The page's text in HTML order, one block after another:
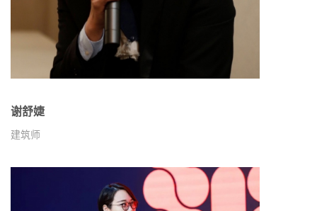
谢舒婕
建筑师